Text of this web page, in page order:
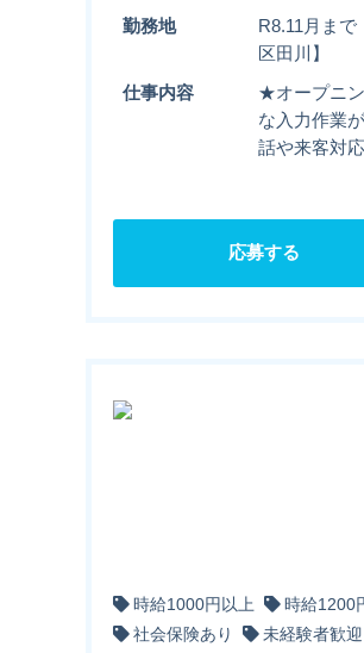
勤務地
R8.11月まで
区田川】
仕事内容
★オープニ
な入力作業
話や来客対
応募する
時給1000円以上 時給1200
社会保険あり
未経験者歓迎